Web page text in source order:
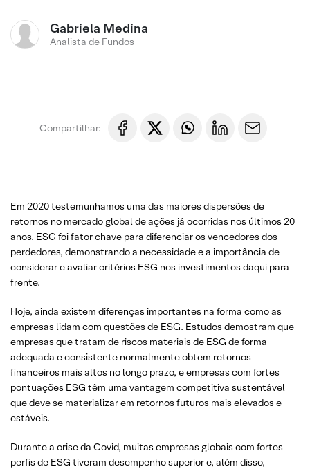
Gabriela Medina
Analista de Fundos
Compartilhar:
Em 2020 testemunhamos uma das maiores dispersões de
retornos no mercado global de ações já ocorridas nos últimos 20
anos. ESG foi fator chave para diferenciar os vencedores dos
perdedores, demonstrando a necessidade e a importância de
considerar e avaliar critérios ESG nos investimentos daqui para
frente.
Hoje, ainda existem diferenças importantes na forma como as
empresas lidam com questões de ESG. Estudos demostram que
empresas que tratam de riscos materiais de ESG de forma
adequada e consistente normalmente obtem retornos
financeiros mais altos no longo prazo, e empresas com fortes
pontuações ESG têm uma vantagem competitiva sustentável
que deve se materializar em retornos futuros mais elevados e
estáveis.
Durante a crise da Covid, muitas empresas globais com fortes
perfis de ESG tiveram desempenho superior e, além disso,